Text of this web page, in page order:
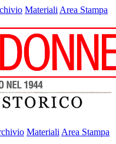
Materiali Area Stampa
Materiali Area Stampa